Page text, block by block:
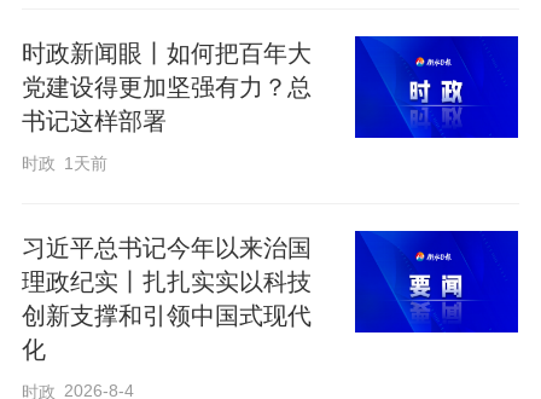
水理念融入日常、化作经常，共筑国家水
网，守护绿水青山。
时政新闻眼丨如何把百年大
党建设得更加坚强有力？总
书记这样部署
时政 1天前
习近平总书记今年以来治国
理政纪实丨扎扎实实以科技
创新支撑和引领中国式现代
化
时政 2026-8-4